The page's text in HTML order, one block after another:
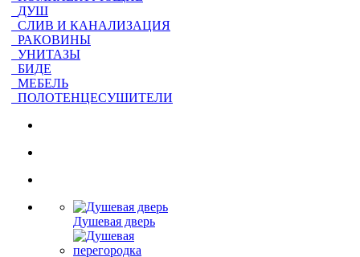
ДУШ
СЛИВ И КАНАЛИЗАЦИЯ
РАКОВИНЫ
УНИТАЗЫ
БИДЕ
МЕБЕЛЬ
ПОЛОТЕНЦЕСУШИТЕЛИ
Душевая дверь